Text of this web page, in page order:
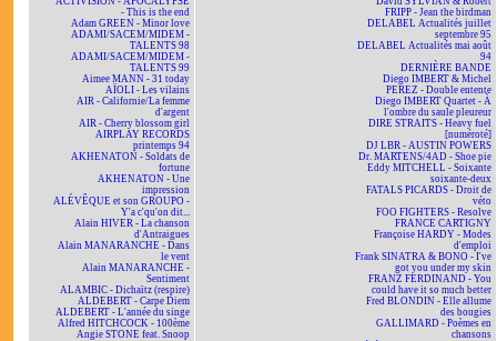
- This is the end
Adam GREEN - Minor love
ADAMI/SACEM/MIDEM -
TALENTS 98
ADAMI/SACEM/MIDEM -
TALENTS 99
Aimee MANN - 31 today
AÏOLI - Les vilains
AIR - Californie/La femme
d'argent
AIR - Cherry blossom girl
AIRPLAY RECORDS
printemps 94
AKHENATON - Soldats de
fortune
AKHENATON - Une
impression
ALÉVÊQUE et son GROUPO -
Y'a c'qu'on dit...
Alain HIVER - La chanson
d'Antraigues
Alain MANARANCHE - Dans
le vent
Alain MANARANCHE -
Sentiment
ALAMBIC - Dichaïtz (respire)
ALDEBERT - Carpe Diem
ALDEBERT - L'année du singe
Alfred HITCHCOCK - 100ème
Angie STONE feat. Snoop
FRIPP - Jean the birdman
DELABEL Actualités juillet
septembre 95
DELABEL Actualités mai août
94
DERNIÈRE BANDE
Diego IMBERT & Michel
PEREZ - Double entente
Diego IMBERT Quartet - À
l'ombre du saule pleureur
DIRE STRAITS - Heavy fuel
[numéroté]
DJ LBR - AUSTIN POWERS
Dr. MARTENS/4AD - Shoe pie
Eddy MITCHELL - Soixante
soixante-deux
FATALS PICARDS - Droit de
véto
FOO FIGHTERS - Resolve
FRANCE CARTIGNY
Françoise HARDY - Modes
d'emploi
Frank SINATRA & BONO - I've
got you under my skin
FRANZ FERDINAND - You
could have it so much better
Fred BLONDIN - Elle allume
des bougies
GALLIMARD - Poèmes en
chansons